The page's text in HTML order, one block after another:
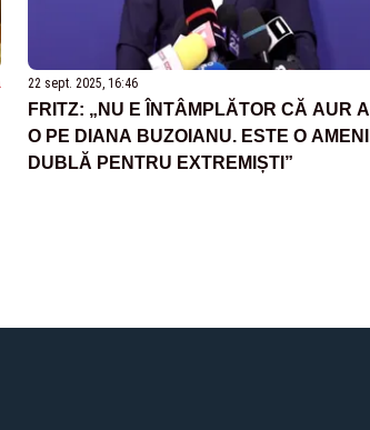
22 sept. 2025, 16:46
FRITZ: „NU E ÎNTÂMPLĂTOR CĂ AUR
O PE DIANA BUZOIANU. ESTE O
DUBLĂ PENTRU EXTREMIȘTI”